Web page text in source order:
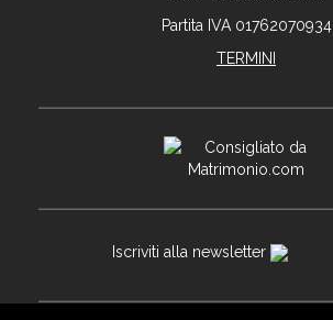
Partita IVA 01762070934
TERMINI
Iscriviti alla newsletter